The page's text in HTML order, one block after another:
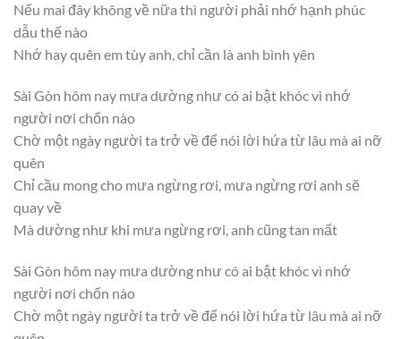
Nếu mai đây không về nữa thì người phải nhớ hạnh phúc
dẫu thế nào
Nhớ hay quên em tùy anh, chỉ cần là anh bình yên
Sài Gòn hôm nay mưa dường như có ai bật khóc vì nhớ
người nơi chốn nào
Chờ một ngày người ta trở về để nói lời hứa từ lâu mà ai nỡ
quên
Chỉ cầu mong cho mưa ngừng rơi, mưa ngừng rơi anh sẽ
quay về
Mà dường như khi mưa ngừng rơi, anh cũng tan mất
Sài Gòn hôm nay mưa dường như có ai bật khóc vì nhớ
người nơi chốn nào
Chờ một ngày người ta trở về để nói lời hứa từ lâu mà ai nỡ